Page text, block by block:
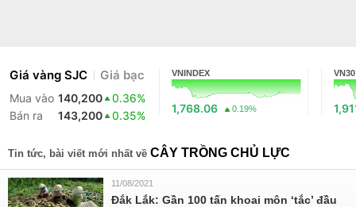
Giá vàng SJC Giá bạc
Mua vào 140,200
0.36%
Bán ra
143,200 0.35%
VNINDEX
1,768.06 0.19%
VN30
Tin tức, bài viết mới nhất về CÂY TRỒNG CHỦ LỰC
11/08/2021
Đắk Lắk: Gần 100 tấn khoai môn ‘tắc’ đầu